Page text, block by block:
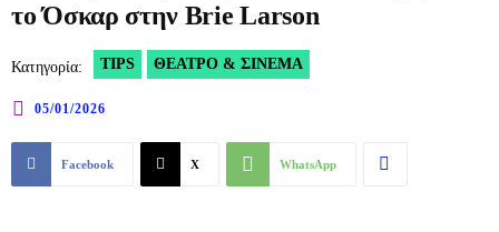
το Όσκαρ στην Brie Larson
Κατηγορία: TIPS ΘΈΑΤΡΟ & ΣΙΝΕΜΆ
05/01/2026
Facebook X WhatsApp